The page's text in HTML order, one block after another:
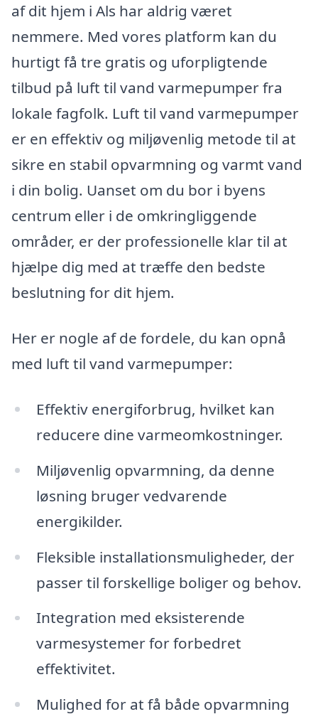
af dit hjem i Als har aldrig været
nemmere. Med vores platform kan du
hurtigt få tre gratis og uforpligtende
tilbud på luft til vand varmepumper fra
lokale fagfolk. Luft til vand varmepumper
er en effektiv og miljøvenlig metode til at
sikre en stabil opvarmning og varmt vand
i din bolig. Uanset om du bor i byens
centrum eller i de omkringliggende
områder, er der professionelle klar til at
hjælpe dig med at træffe den bedste
beslutning for dit hjem.
Her er nogle af de fordele, du kan opnå
med luft til vand varmepumper:
Effektiv energiforbrug, hvilket kan
reducere dine varmeomkostninger.
Miljøvenlig opvarmning, da denne
løsning bruger vedvarende
energikilder.
Fleksible installationsmuligheder, der
passer til forskellige boliger og behov.
Integration med eksisterende
varmesystemer for forbedret
effektivitet.
Mulighed for at få både opvarmning